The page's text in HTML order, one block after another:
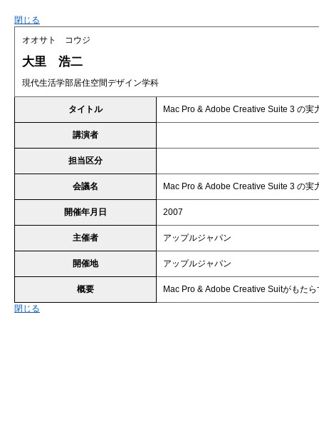
閉じる
オオサト コウジ
大里 浩二
現代生活学部居住空間デザイン学科
タイトル Mac Pro & Adobe Creative Suite 3 の実
講演者
担当区分
会議名 Mac Pro & Adobe Creative Suite 3 の実
開催年月日 2007
主催者 アップルジャパン
開催地 アップルジャパン
概要
Mac Pro & Adobe Creative Suitがもた
閉じる